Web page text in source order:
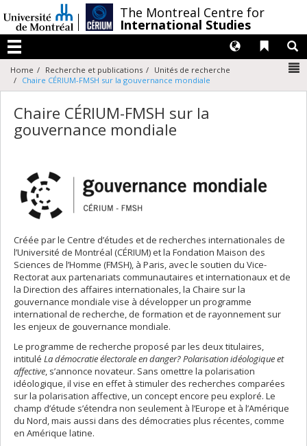
au
contenu
The Montreal Centre for
International Studies
Menu
Liens
Langues
Home Recherche et publications
Unités de recherche
Chaire CÉRIUM-FMSH sur la gouvernance mondiale
Chaire CÉRIUM-FMSH sur la
gouvernance mondiale
Créée par le Centre d’études et de recherches internationales de
l’Université de Montréal (CÉRIUM) et la Fondation Maison des
Sciences de l’Homme (FMSH), à Paris, avec le soutien du Vice-
Rectorat aux partenariats communautaires et internationaux et de
la Direction des affaires internationales, la Chaire sur la
gouvernance mondiale vise à développer un programme
international de recherche, de formation et de rayonnement sur
les enjeux de gouvernance mondiale.
Le programme de recherche proposé par les deux titulaires,
intitulé La démocratie électorale en danger? Polarisation idéologique et
affective, s’annonce novateur. Sans omettre la polarisation
idéologique, il vise en effet à stimuler des recherches comparées
sur la polarisation affective, un concept encore peu exploré. Le
champ d’étude s’étendra non seulement à l’Europe et à l’Amérique
du Nord, mais aussi dans des démocraties plus récentes, comme
en Amérique latine.